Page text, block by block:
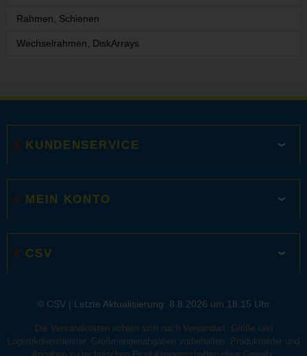
Rahmen, Schienen
Wechselrahmen, DiskArrays
KUNDENSERVICE
MEIN KONTO
CSV
© CSV | Letzte Aktualisierung: 8.8.2026 um 18:15 Uhr
Die Versandkosten richten sich nach Versandart, Größe und
Logistikdienstleister. Großmengenabgaben vorbehalten. Produktbilder und